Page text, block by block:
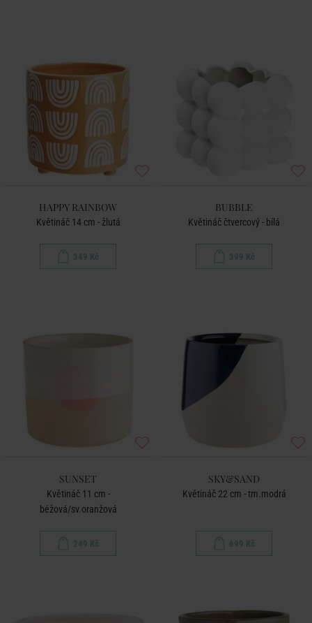
HAPPY RAINBOW
Květináč 14 cm - žlutá
349 Kč
BUBBLE
Květináč čtvercový - bílá
399 Kč
SUNSET
Květináč 11 cm -
béžová/sv.oranžová
249 Kč
SKY&SAND
Květináč 22 cm - tm.modrá
699 Kč